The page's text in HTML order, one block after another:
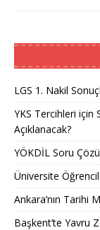
LGS 1. Nakil
YKS Tercihleri için
Açıklanacak?
YÖKDİL Soru
Üniversite
Ankara’nın Tarihi
Başkent’te Yavru